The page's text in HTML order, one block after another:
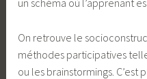
On retrouve le
méthodes participatives
ou les brainstormings.